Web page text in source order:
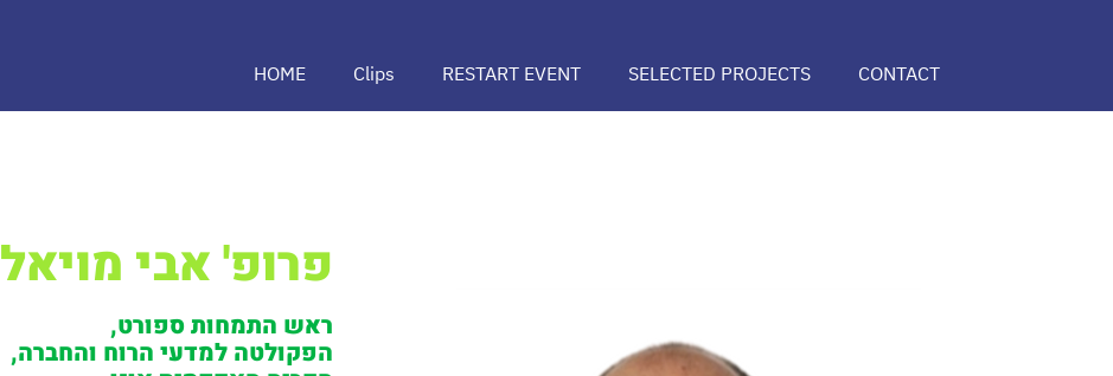
CONTACT
SELECTED PROJECTS
RESTART EVENT
Clips
HOME
פרופ' אבי מויאל
ראש התמחות ספורט,
הפקולטה למדעי הרוח והחברה,